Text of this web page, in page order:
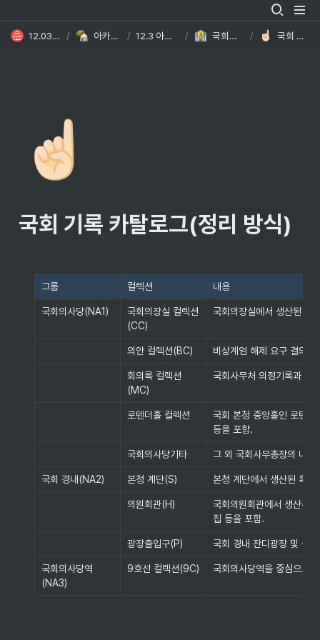
12.03 계엄사태와 민주주의 위기 / 아카이브 메인홈페이지 DB / 12.3 아카이브 메인홈페이지 DB / 국회에서 발생하는 다양한 사건을 기록합니다 / 국회 기록 카탈로그(정리 방식)
☝🏻
국회 기록 카탈로그(정리 방식)
그룹 컬렉션 내용
국회의사당(NA1)
국회의장실 컬렉션
(CC)
국회의장실에서 생산된 기
의안 컬렉션(BC) 비상계엄 해제 요구 결의
회의록 컬렉션
(MC)
국회사무처 의정기록과 및
로텐더홀 컬렉션
국회 본청 중앙홀인 로텐
등을 포함.
국회의사당기타 그 외 국회사무총장의 내
국회 경내(NA2) 본청 계단(S) 본청 계단에서 생산된 혹
의원회관(H)
국회의원회관에서 생산된
집 등을 포함.
광장출입구(P) 국회 경내 잔디광장 및 출
국회의사당역
(NA3)
9호선 컬렉션(9C) 국회의사당역을 중심으로